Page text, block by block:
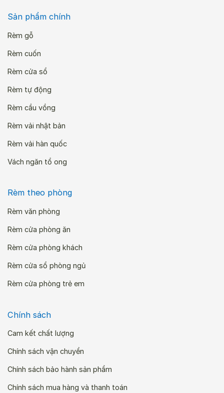
Sản phẩm chính
Rèm gỗ
Rèm cuốn
Rèm cửa sổ
Rèm tự động
Rèm cầu vồng
Rèm vải nhật bản
Rèm vải hàn quốc
Vách ngăn tổ ong
Rèm theo phòng
Rèm văn phòng
Rèm cửa phòng ăn
Rèm cửa phòng khách
Rèm cửa sổ phòng ngủ
Rèm cửa phòng trẻ em
Chính sách
Cam kết chất lượng
Chính sách vận chuyển
Chính sách bảo hành sản phẩm
Chính sách mua hàng và thanh toán